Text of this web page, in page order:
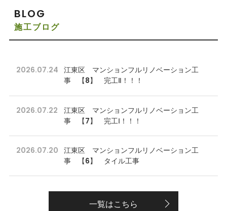
BLOG
施工ブログ
2026.07.24
江東区 マンションフルリノベーション工
事 【8】 完工Ⅱ！！！
2026.07.22
江東区 マンションフルリノベーション工
事 【7】 完工Ⅰ！！！
2026.07.20
江東区 マンションフルリノベーション工
事 【6】 タイル工事
一覧はこちら